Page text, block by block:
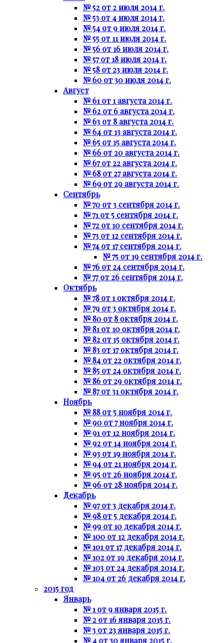
№ 52 от 2 июля 2014 г.
№ 53 от 4 июля 2014 г.
№ 54 от 9 июля 2014 г.
№ 55 от 11 июля 2014 г.
№ 56 от 16 июля 2014 г.
№ 57 от 18 июля 2014 г.
№ 58 от 23 июля 2014 г.
№ 60 от 30 июля 2014 г.
Август
№ 61 от 1 августа 2014 г.
№ 62 от 6 августа 2014 г.
№ 63 от 8 августа 2014 г.
№ 64 от 13 августа 2014 г.
№ 65 от 15 августа 2014 г.
№ 66 от 20 августа 2014 г.
№ 67 от 22 августа 2014 г.
№ 68 от 27 августа 2014 г.
№ 69 от 29 августа 2014 г.
Сентябрь
№ 70 от 3 сентября 2014 г.
№ 71 от 5 сентября 2014 г.
№ 72 от 10 сентября 2014 г.
№ 73 от 12 сентября 2014 г.
№ 74 от 17 сентября 2014 г.
№ 75 от 19 сентября 2014 г.
№ 76 от 24 сентября 2014 г.
№ 77 от 26 сентября 2014 г.
Октябрь
№ 78 от 1 октября 2014 г.
№ 79 от 3 октября 2014 г.
№ 80 от 8 октября 2014 г.
№ 81 от 10 октября 2014 г.
№ 82 от 15 октября 2014 г.
№ 83 от 17 октября 2014 г.
№ 84 от 22 октября 2014 г.
№ 85 от 24 октября 2014 г.
№ 86 от 29 октября 2014 г.
№ 87 от 31 октября 2014 г.
Ноябрь
№ 88 от 5 ноября 2014 г.
№ 90 от 7 ноября 2014 г.
№ 91 от 12 ноября 2014 г.
№ 92 от 14 ноября 2014 г.
№ 93 от 19 ноября 2014 г.
№ 94 от 21 ноября 2014 г.
№ 95 от 26 ноября 2014 г.
№ 96 от 28 ноября 2014 г.
Декабрь
№ 97 от 3 декабря 2014 г.
№ 98 от 5 декабря 2014 г.
№ 99 от 10 декабря 2014 г.
№ 100 от 12 декабря 2014 г.
№ 101 от 17 декабря 2014 г.
№ 102 от 19 декабря 2014 г.
№ 103 от 24 декабря 2014 г.
№ 104 от 26 декабря 2014 г.
2015 год
Январь
№ 1 от 9 января 2015 г.
№ 2 от 16 января 2015 г.
№ 3 от 23 января 2015 г.
№ 4 от 30 января 2015 г.